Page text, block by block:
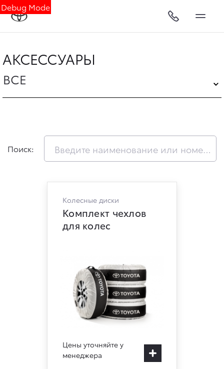
Debug Mode
АКСЕССУАРЫ
ВСЕ
Поиск:
Колесные диски
Комплект чехлов
для колес
Цены уточняйте у
менеджера